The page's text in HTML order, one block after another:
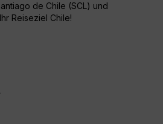
de Chile (SCL) und
Reiseziel Chile!